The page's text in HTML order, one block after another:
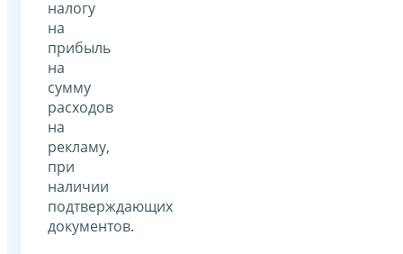
налогу
на
прибыль
на
сумму
расходов
на
рекламу,
при
наличии
подтверждающих
документов.